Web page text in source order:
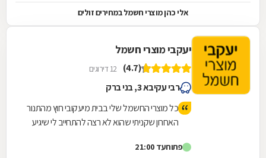
אלי כהן מוצרי חשמל במחירים זולים
יעקבי מוצרי חשמל
(4.7) 12 דירוגים
רבי עקיבא 3, בני ברק
כל מוצרי החשמל שלי בבית מיעקובי חוץ מהתנור
האחרון שקניתי שהוא לא רצה להתחייב לי שיגיע
פתוחעד 21:00